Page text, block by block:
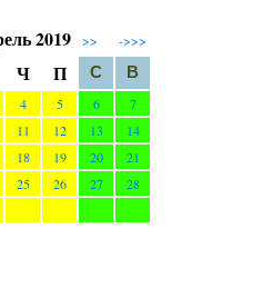
2019 >> ->>>
Ч П С
В
4 5 6
7
11 12 13
14
18 19 20
21
25 26 27
28